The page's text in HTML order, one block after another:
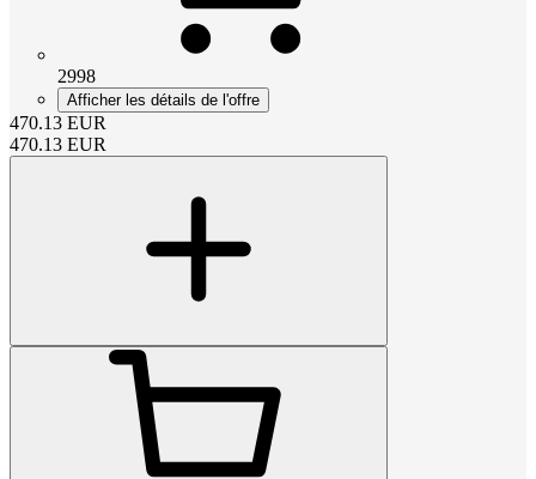
2998
Afficher les détails de l'offre
470.13 EUR
470.13 EUR